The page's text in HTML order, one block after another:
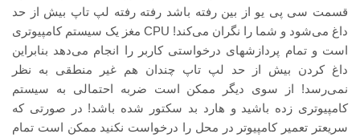
قسمت سی پی یو از بین رفته باشد رفته رفته لپ تاپ بیش از حد
داغ می‌شود و شما را نگران می‌کند! CPU مغز یک سیستم کامپیوتری
است و تمام پردازش­های درخواستی کاربر را انجام می‌دهد بنابراین
داغ کردن بیش از حد لپ تاپ چندان هم غیر منطقی به نظر
نمی‌رسد! از سوی دیگر ممکن است ضربه احتمالی به سیستم
کامپیوتری زده باشید و هارد بد سکتور شده باشد! در صورتی که
سریع­تر تعمیر کامپیوتر در محل را درخواست نکنید ممکن است تمام